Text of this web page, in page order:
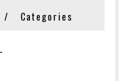
Categories